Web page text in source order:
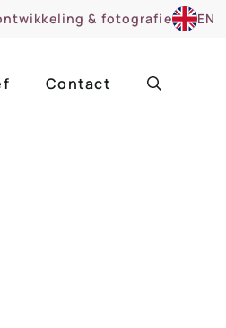
& fotografie EN
Contact